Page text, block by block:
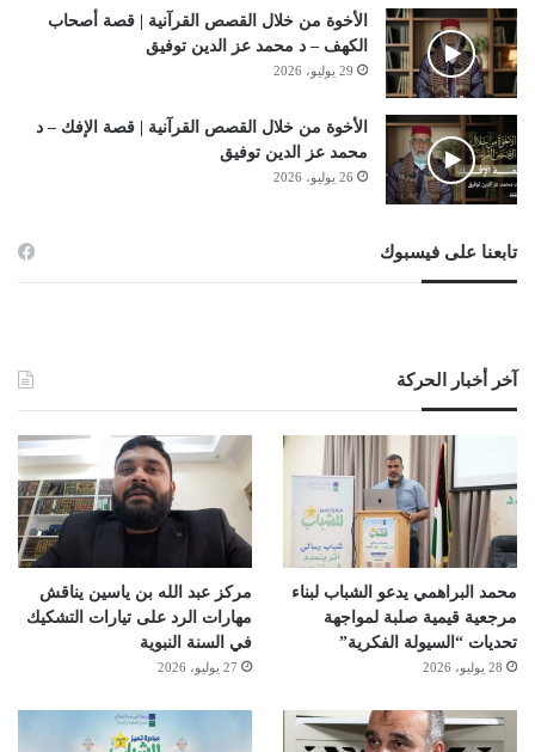
الأخوة من خلال القصص القرآنية | قصة أصحاب
الكهف – د محمد عز الدين توفيق
29 يوليو، 2026
الأخوة من خلال القصص القرآنية | قصة الإفك – د
محمد عز الدين توفيق
26 يوليو، 2026
تابعنا على فيسبوك
آخر أخبار الحركة
محمد البراهمي يدعو الشباب لبناء
مرجعية قيمية صلبة لمواجهة
تحديات “السيولة الفكرية”
28 يوليو، 2026
مركز عبد الله بن ياسين يناقش
مهارات الرد على تيارات التشكيك
في السنة النبوية
27 يوليو، 2026